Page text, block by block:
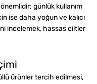
günlük kullanım
ise daha yoğun ve kalıcı
incelemek, hassas ciltler
ürünler tercih edilmesi,